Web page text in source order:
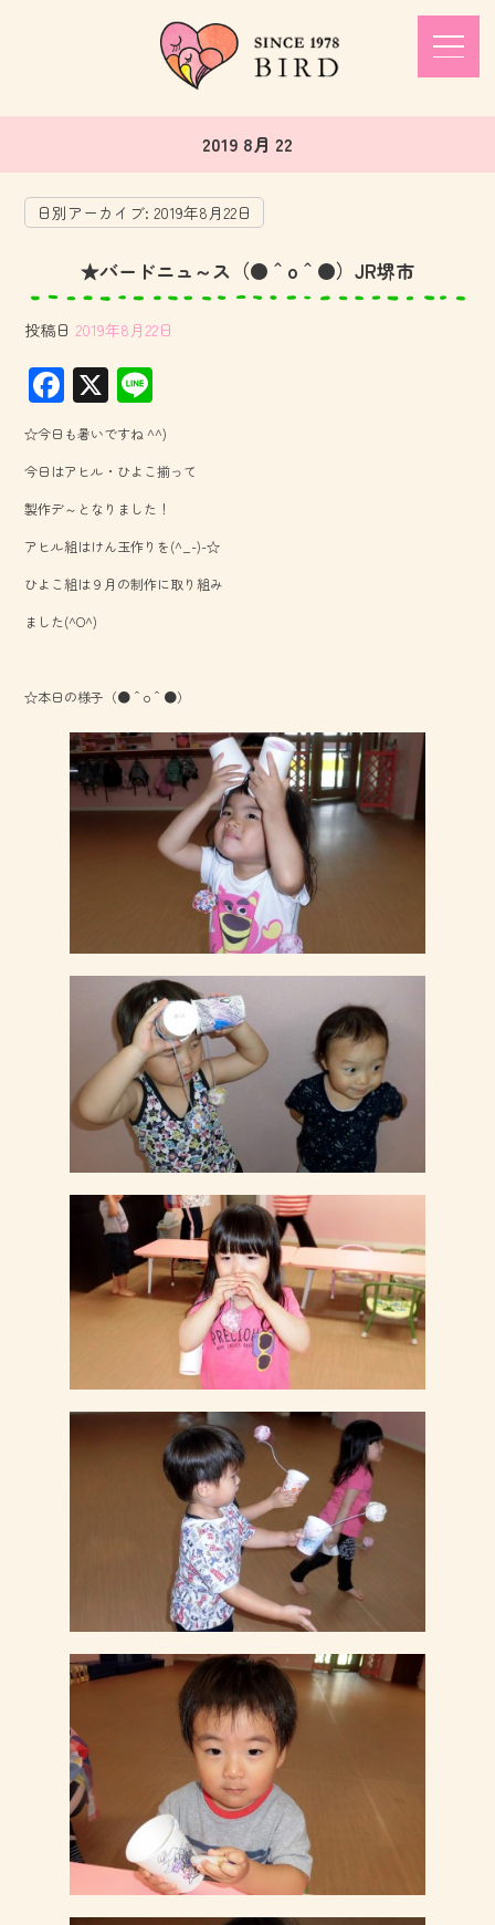
2019 8月 22
日別アーカイブ:2019年8月22日
★バードニュ～ス（●＾o＾●）JR堺市
投稿日 2019年8月22日
F
ac
e
b
o
ok
X
ne
☆今日も暑いですね ^^)
今日はアヒル・ひよこ揃って
製作デ～となりました！
アヒル組はけん玉作りを(^_-)-☆
ひよこ組は９月の制作に取り組み
ました(^O^)
☆本日の様子（●＾o＾●）